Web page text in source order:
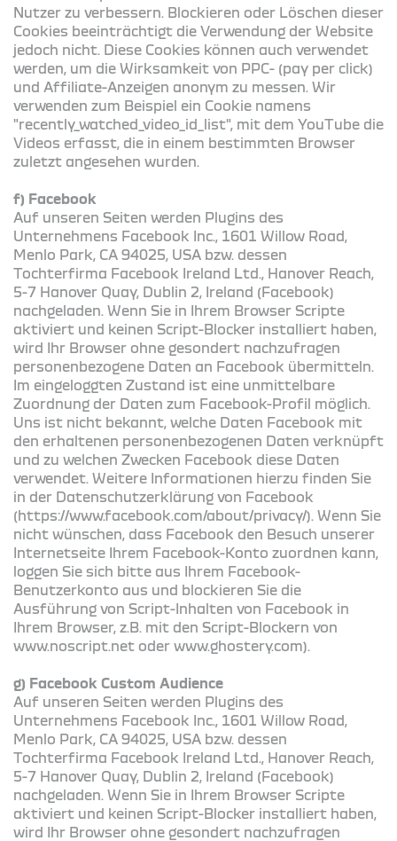
Nutzer zu verbessern. Blockieren oder Löschen dieser
Cookies beeinträchtigt die Verwendung der Website
jedoch nicht. Diese Cookies können auch verwendet
werden, um die Wirksamkeit von PPC- (pay per click)
und Affiliate-Anzeigen anonym zu messen. Wir
verwenden zum Beispiel ein Cookie namens
"recently_watched_video_id_list", mit dem YouTube die
Videos erfasst, die in einem bestimmten Browser
zuletzt angesehen wurden.
f) Facebook
Auf unseren Seiten werden Plugins des
Unternehmens Facebook Inc., 1601 Willow Road,
Menlo Park, CA 94025, USA bzw. dessen
Tochterfirma Facebook Ireland Ltd., Hanover Reach,
5-7 Hanover Quay, Dublin 2, Ireland (Facebook)
nachgeladen. Wenn Sie in Ihrem Browser Scripte
aktiviert und keinen Script-Blocker installiert haben,
wird Ihr Browser ohne gesondert nachzufragen
personenbezogene Daten an Facebook übermitteln.
Im eingeloggten Zustand ist eine unmittelbare
Zuordnung der Daten zum Facebook-Profil möglich.
Uns ist nicht bekannt, welche Daten Facebook mit
den erhaltenen personenbezogenen Daten verknüpft
und zu welchen Zwecken Facebook diese Daten
verwendet. Weitere Informationen hierzu finden Sie
in der Datenschutzerklärung von Facebook
(https://www.facebook.com/about/privacy/). Wenn Sie
nicht wünschen, dass Facebook den Besuch unserer
Internetseite Ihrem Facebook-Konto zuordnen kann,
loggen Sie sich bitte aus Ihrem Facebook-
Benutzerkonto aus und blockieren Sie die
Ausführung von Script-Inhalten von Facebook in
Ihrem Browser, z.B. mit den Script-Blockern von
www.noscript.net oder www.ghostery.com).
g) Facebook Custom Audience
Auf unseren Seiten werden Plugins des
Unternehmens Facebook Inc., 1601 Willow Road,
Menlo Park, CA 94025, USA bzw. dessen
Tochterfirma Facebook Ireland Ltd., Hanover Reach,
5-7 Hanover Quay, Dublin 2, Ireland (Facebook)
nachgeladen. Wenn Sie in Ihrem Browser Scripte
aktiviert und keinen Script-Blocker installiert haben,
wird Ihr Browser ohne gesondert nachzufragen